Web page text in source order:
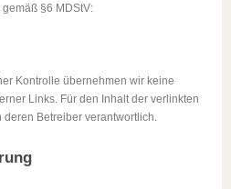
§6 MDStV:
Kontrolle übernehmen wir keine
Links. Für den Inhalt der verlinkten
Betreiber verantwortlich.